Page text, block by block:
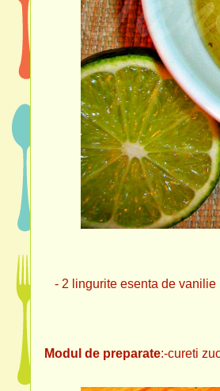
-indulcitor
- 2 lingurite esenta de vanilie
-1 lingura
-
Modul de preparate:-cureti